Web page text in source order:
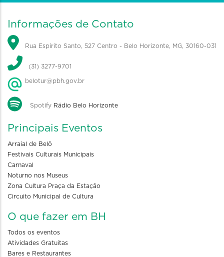
Informações de Contato
Rua Espírito Santo, 527 Centro - Belo Horizonte, MG, 30160-031
(31) 3277-9701
belotur@pbh.gov.br
Spotify Rádio Belo Horizonte
Principais Eventos
Arraial de Belô
Festivais Culturais Municipais
Carnaval
Noturno nos Museus
Zona Cultura Praça da Estação
Circuito Municipal de Cultura
O que fazer em BH
Todos os eventos
Atividades Gratuitas
Bares e Restaurantes